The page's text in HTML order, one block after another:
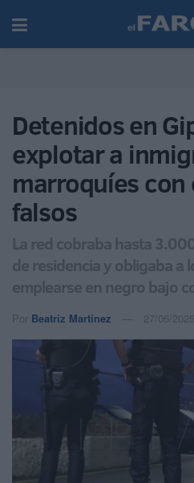
Detenidos en
explotar a
marroquíes
falsos
La red cobraba hasta
de residencia y obligaba a
emplearse en negro bajo
Por Beatriz Martínez 27/06/